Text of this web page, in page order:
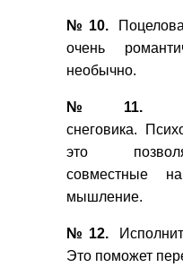
№10.
очень
необычно.
№11.
снеговика.
это
совместные
мышление.
№12.
Это поможет